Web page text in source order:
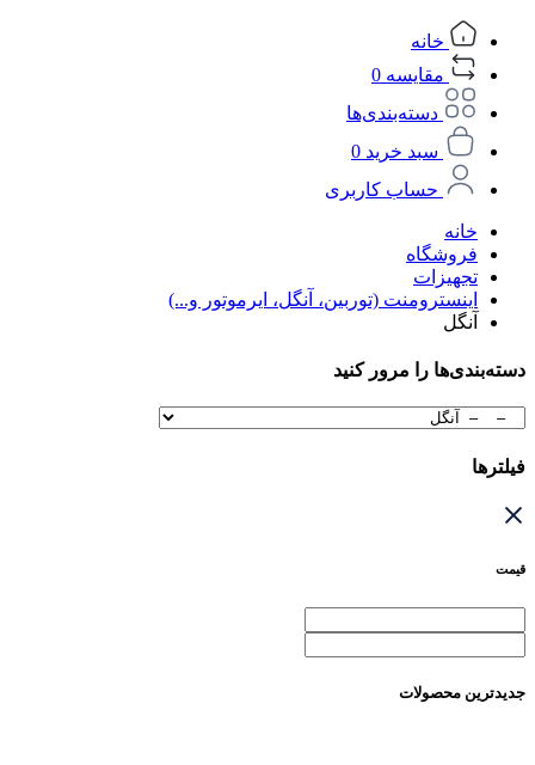
خانه
مقایسه 0
دسته‌بندی‌ها
سبد خرید 0
حساب کاربری
خانه
فروشگاه
تجهیزات
اینسترومنت (توربین، آنگل، ایرموتور و...)
آنگل
دسته‌بندی‌ها را مرور کنید
فیلترها
قیمت
جدیدترین محصولات